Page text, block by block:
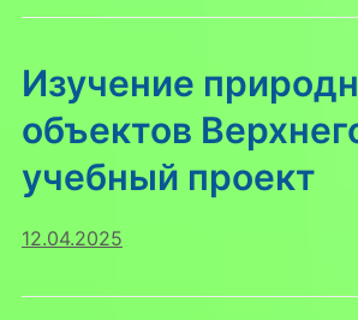
Изучение
объектов
учебный проект
12.04.2025